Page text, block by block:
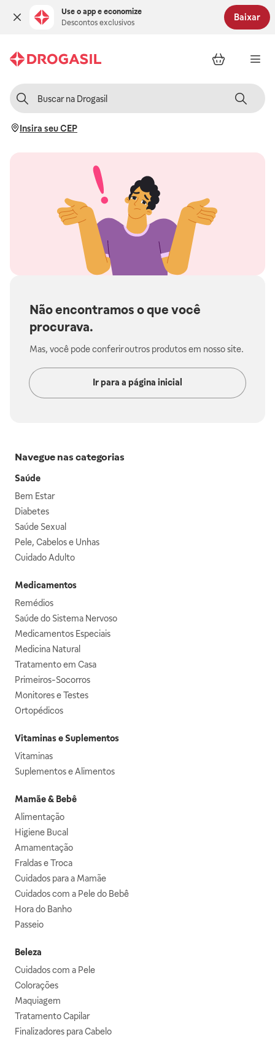
Use o app e economize
Descontos exclusivos
Baixar
Insira seu CEP
Não encontramos o que você
procurava.
Mas, você pode conferir outros produtos em nosso site.
Ir para a página inicial
Navegue nas categorias
Saúde
Bem Estar
Diabetes
Saúde Sexual
Pele, Cabelos e Unhas
Cuidado Adulto
Medicamentos
Remédios
Saúde do Sistema Nervoso
Medicamentos Especiais
Medicina Natural
Tratamento em Casa
Primeiros-Socorros
Monitores e Testes
Ortopédicos
Vitaminas e Suplementos
Vitaminas
Suplementos e Alimentos
Mamãe & Bebê
Alimentação
Higiene Bucal
Amamentação
Fraldas e Troca
Cuidados para a Mamãe
Cuidados com a Pele do Bebê
Hora do Banho
Passeio
Beleza
Cuidados com a Pele
Colorações
Maquiagem
Tratamento Capilar
Finalizadores para Cabelo